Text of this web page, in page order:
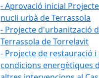
- Aprovació inicial
nucli urbà de Terrassola
- Projecte d'urbanització
Terrassola de Torrelavit
- Projecte de restauració
condicions energètiques